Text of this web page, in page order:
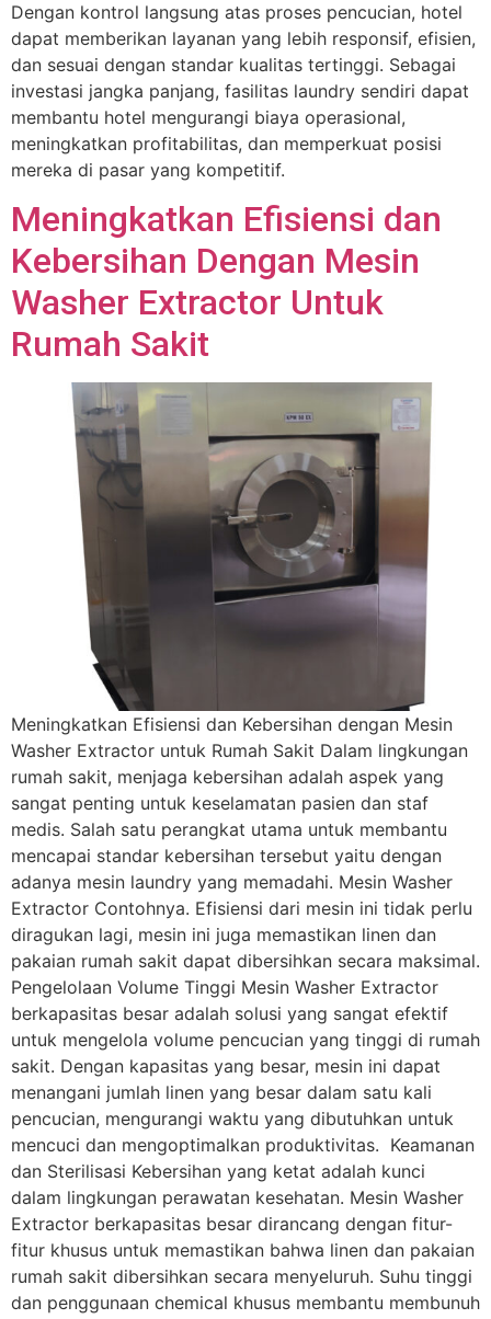
Dengan kontrol langsung atas proses pencucian, hotel
dapat memberikan layanan yang lebih responsif, efisien,
dan sesuai dengan standar kualitas tertinggi. Sebagai
investasi jangka panjang, fasilitas laundry sendiri dapat
membantu hotel mengurangi biaya operasional,
meningkatkan profitabilitas, dan memperkuat posisi
mereka di pasar yang kompetitif.
Meningkatkan Efisiensi dan
Kebersihan Dengan Mesin
Washer Extractor Untuk
Rumah Sakit
Meningkatkan Efisiensi dan Kebersihan dengan Mesin
Washer Extractor untuk Rumah Sakit Dalam lingkungan
rumah sakit, menjaga kebersihan adalah aspek yang
sangat penting untuk keselamatan pasien dan staf
medis. Salah satu perangkat utama untuk membantu
mencapai standar kebersihan tersebut yaitu dengan
adanya mesin laundry yang memadahi. Mesin Washer
Extractor Contohnya. Efisiensi dari mesin ini tidak perlu
diragukan lagi, mesin ini juga memastikan linen dan
pakaian rumah sakit dapat dibersihkan secara maksimal.
Pengelolaan Volume Tinggi Mesin Washer Extractor
berkapasitas besar adalah solusi yang sangat efektif
untuk mengelola volume pencucian yang tinggi di rumah
sakit. Dengan kapasitas yang besar, mesin ini dapat
menangani jumlah linen yang besar dalam satu kali
pencucian, mengurangi waktu yang dibutuhkan untuk
mencuci dan mengoptimalkan produktivitas. Keamanan
dan Sterilisasi Kebersihan yang ketat adalah kunci
dalam lingkungan perawatan kesehatan. Mesin Washer
Extractor berkapasitas besar dirancang dengan fitur-
fitur khusus untuk memastikan bahwa linen dan pakaian
rumah sakit dibersihkan secara menyeluruh. Suhu tinggi
dan penggunaan chemical khusus membantu membunuh